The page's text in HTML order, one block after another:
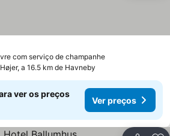
com serviço de champanhe
Højer, a 16.5 km de Havneby
ver os preços
Ver preços